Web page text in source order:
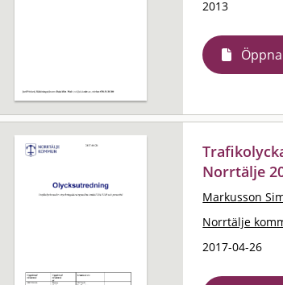
2013
Norrtälje
Markusson
Norrtälje
2017-04-26